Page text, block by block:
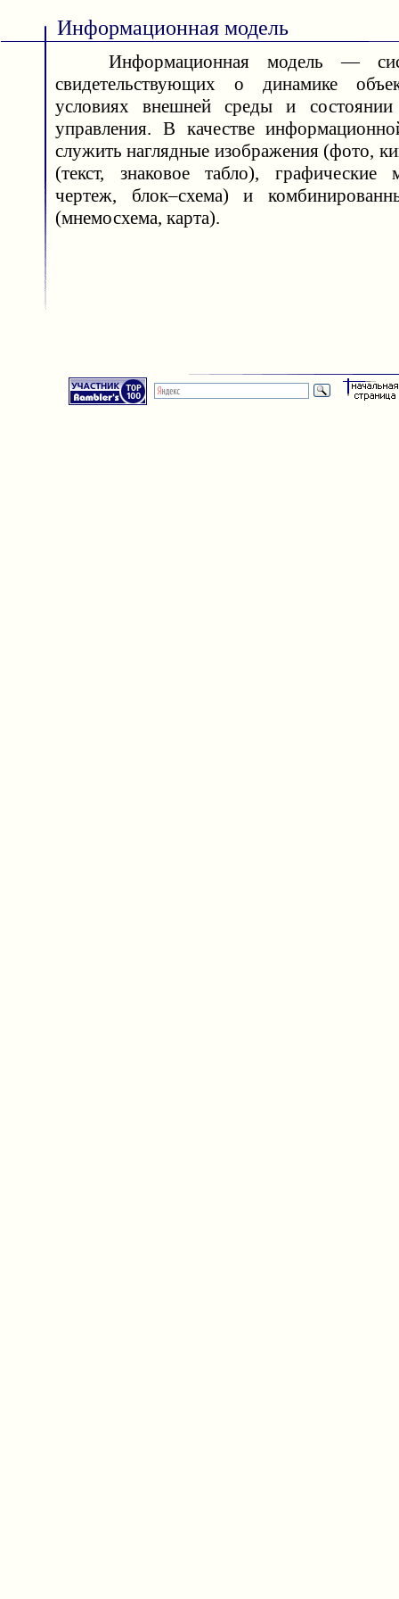
Информационная модель
Информационная модель —
свидетельствующих о динамике
условиях внешней среды и
управления. В качестве
служить наглядные изображения (фото,
(текст, знаковое табло), графические
чертеж, блок–схема) и
(мнемосхема, карта).